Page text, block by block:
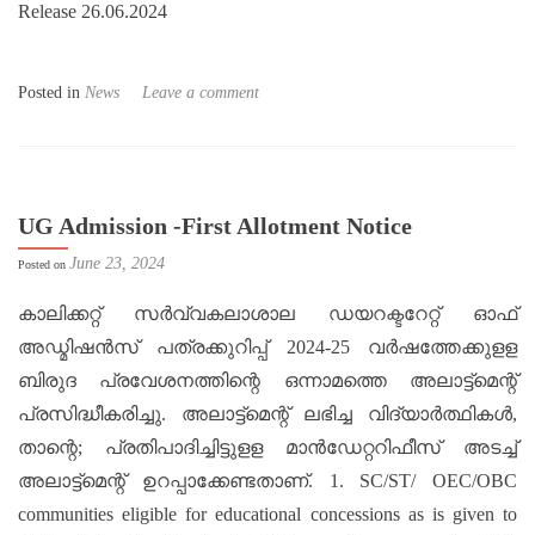
Release 26.06.2024
Posted in News Leave a comment
UG Admission -First Allotment Notice
Posted on June 23, 2024
കാലിക്കറ്റ് സര്‍വ്വകലാശാല ഡയറക്ടറേറ്റ് ഓഫ്
അഡ്മിഷന്‍സ് പത്രക്കുറിപ്പ് 2024-25 വര്‍ഷത്തേക്കുളള
ബിരുദ പ്രവേശനത്തിന്റെ ഒന്നാമത്തെ അലാട്ട്മെന്റ്
പ്രസിദ്ധീകരിച്ചു. അലാട്ട്മെന്റ് ലഭിച്ച വിദ്യാര്‍ത്ഥികള്‍,
താന്റെ; പ്രതിപാദിച്ചിട്ടുളള മാന്‍ഡേറ്ററിഫീസ് അടച്ച്
അലാട്ട്മെന്റ് ഉറപ്പാക്കേണ്ടതാണ്. 1. SC/ST/ OEC/OBC
communities eligible for educational concessions as is given to